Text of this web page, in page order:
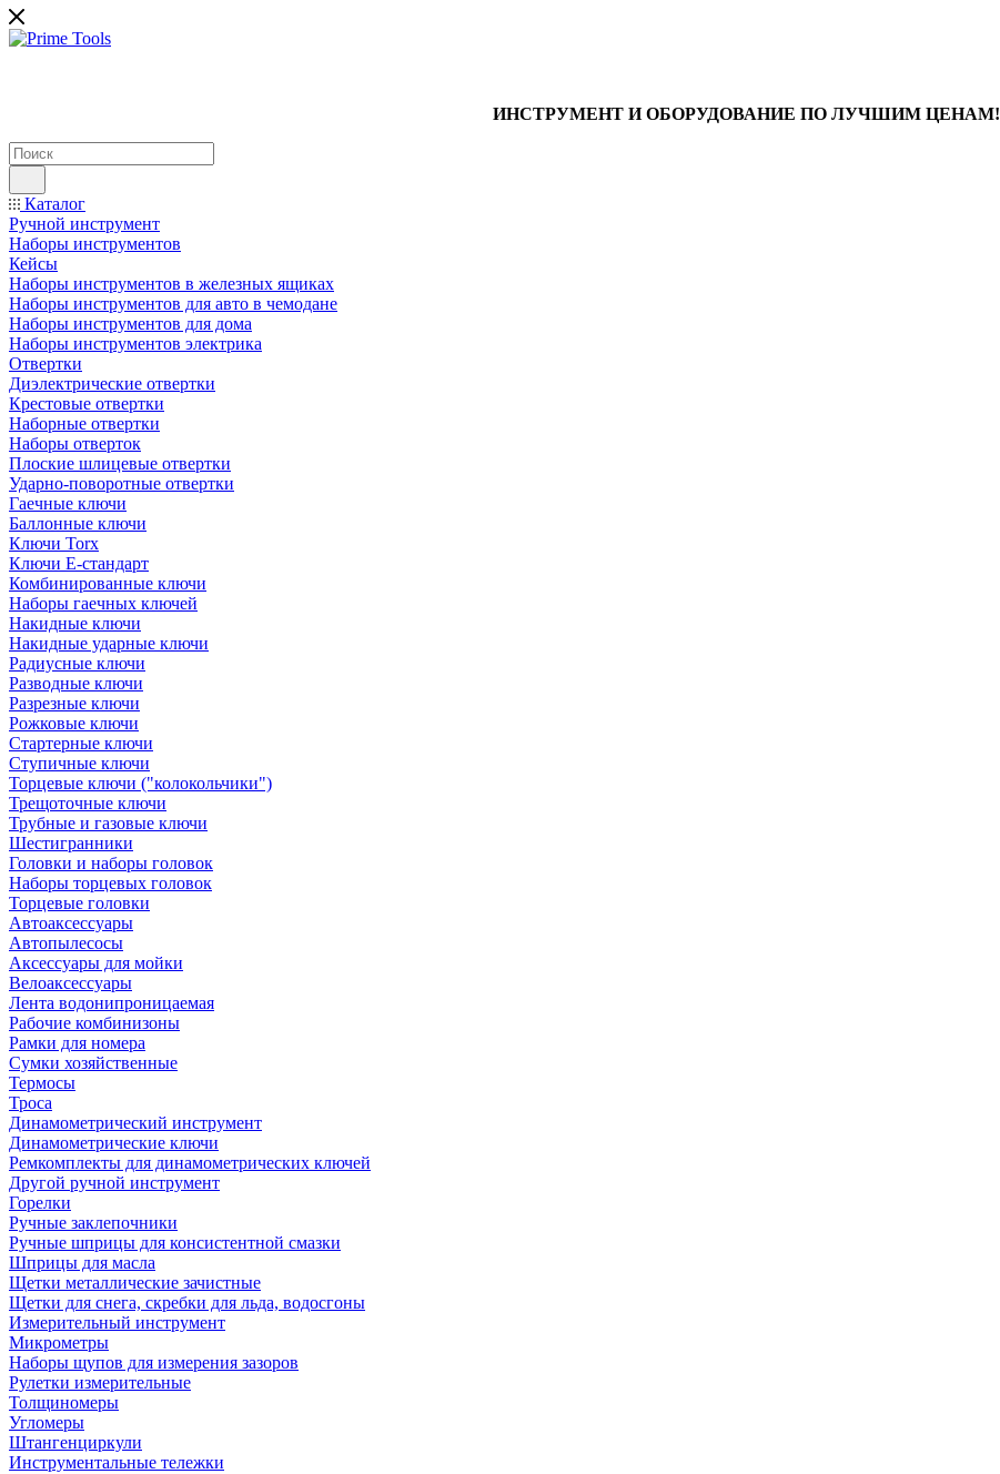
ИНСТРУМЕНТ И ОБОРУДОВАНИЕ ПО ЛУЧШИМ ЦЕНАМ!
Каталог
Ручной инструмент
Наборы инструментов
Кейсы
Наборы инструментов в железных ящиках
Наборы инструментов для авто в чемодане
Наборы инструментов для дома
Наборы инструментов электрика
Отвертки
Диэлектрические отвертки
Крестовые отвертки
Наборные отвертки
Наборы отверток
Плоские шлицевые отвертки
Ударно-поворотные отвертки
Гаечные ключи
Баллонные ключи
Ключи Torx
Ключи Е-стандарт
Комбинированные ключи
Наборы гаечных ключей
Накидные ключи
Накидные ударные ключи
Радиусные ключи
Разводные ключи
Разрезные ключи
Рожковые ключи
Стартерные ключи
Ступичные ключи
Торцевые ключи ("колокольчики")
Трещоточные ключи
Трубные и газовые ключи
Шестигранники
Головки и наборы головок
Наборы торцевых головок
Торцевые головки
Автоаксессуары
Автопылесосы
Аксессуары для мойки
Велоаксессуары
Лента водонипроницаемая
Рабочие комбинизоны
Рамки для номера
Сумки хозяйственные
Термосы
Троса
Динамометрический инструмент
Динамометрические ключи
Ремкомплекты для динамометрических ключей
Другой ручной инструмент
Горелки
Ручные заклепочники
Ручные шприцы для консистентной смазки
Шприцы для масла
Щетки металлические зачистные
Щетки для снега, скребки для льда, водосгоны
Измерительный инструмент
Микрометры
Наборы щупов для измерения зазоров
Рулетки измерительные
Толщиномеры
Угломеры
Штангенциркули
Инструментальные тележки